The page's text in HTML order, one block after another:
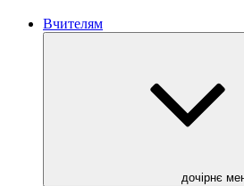
Вчителям
дочірнє